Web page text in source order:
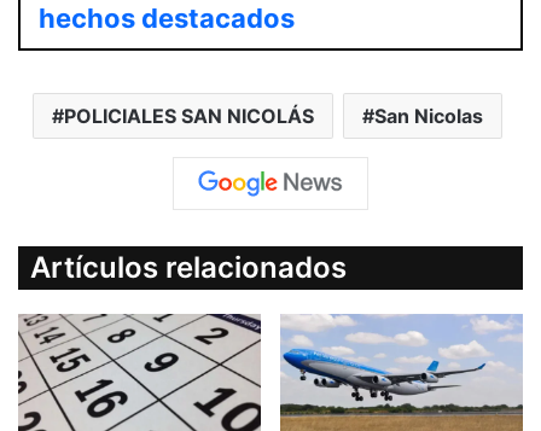
hechos destacados
POLICIALES SAN NICOLÁS San Nicolas
Artículos relacionados